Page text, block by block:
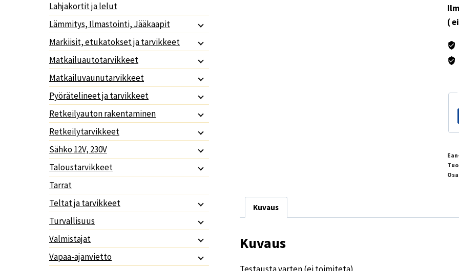
(
Kuvaus
Kuvaus
Lahjakortit ja lelut
Lämmitys, Ilmastointi, Jääkaapit
Markiisit, etukatokset ja tarvikkeet
Matkailuautotarvikkeet
Matkailuvaunutarvikkeet
Pyörätelineet ja tarvikkeet
Retkeilyauton rakentaminen
Retkeilytarvikkeet
Sähkö 12V, 230V
Taloustarvikkeet
Tarrat
Teltat ja tarvikkeet
Turvallisuus
Valmistajat
Vapaa-ajanvietto